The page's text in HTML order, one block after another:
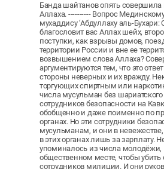
Банда шайтанов опять совершила
Аллаха. ---------- Вопрос
мухаддису ‘Абдуллаху аль-
благословит вас Аллах шейх,
поступки, как взрывы домов,
территории России и вне ее
возвышением слова Аллаха?
аргументируются тем, что это
стороны неверных и их вражду.
торгующих спиртным или
числа мусульман без
сотрудников безопасности на
обобщенно и даже поименно по
органах. Но эти сотрудники
мусульманам, и они в
в этих органах лишь за зарплату.
упоминалось из числа молодёжи,
общественном месте, чтобы убить
сотрудников милиции. И они